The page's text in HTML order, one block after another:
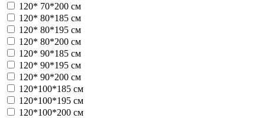
120* 70*200 см
120* 80*185 см
120* 80*195 см
120* 80*200 см
120* 90*185 см
120* 90*195 см
120* 90*200 см
120*100*185 см
120*100*195 см
120*100*200 см